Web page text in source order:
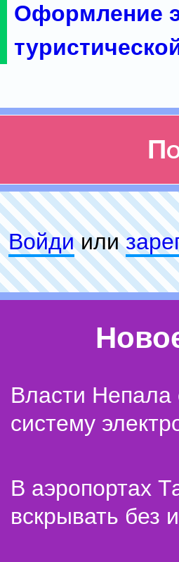
Оформление
Войдиили
Власти Непала
систему
В аэропортах
вскрывать без